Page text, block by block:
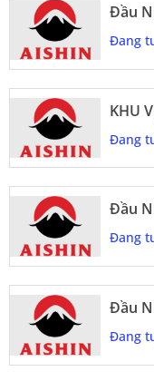
Đầu
Đang
KHU
Đang
Đầu
Đang
Đầu
Đang